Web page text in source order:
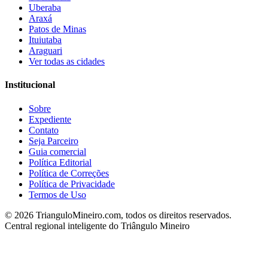
Uberaba
Araxá
Patos de Minas
Ituiutaba
Araguari
Ver todas as cidades
Institucional
Sobre
Expediente
Contato
Seja Parceiro
Guia comercial
Política Editorial
Política de Correções
Política de Privacidade
Termos de Uso
© 2026 TrianguloMineiro.com, todos os direitos reservados.
Central regional inteligente do Triângulo Mineiro